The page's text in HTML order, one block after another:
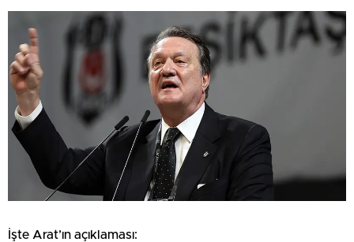
İşte Arat’ın açıklaması: